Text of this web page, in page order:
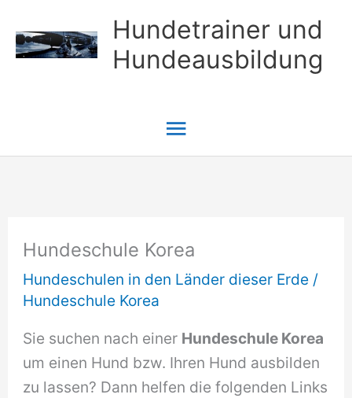
Inhalt
springen
Hundetrainer und
Hundeausbildung
Hauptmenü
Hundeschule Korea
Hundeschulen in den Länder dieser Erde /
Hundeschule Korea
Sie suchen nach einer Hundeschule Korea
um einen Hund bzw. Ihren Hund ausbilden
zu lassen? Dann helfen die folgenden Links